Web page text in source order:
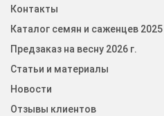
Контакты
Каталог семян и саженцев 2025
Предзаказ на весну 2026 г.
Статьи и материалы
Новости
Отзывы клиентов